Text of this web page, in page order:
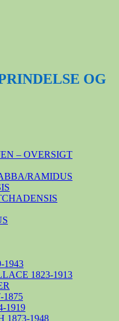
OG
– OVERSIGT
RAMIDUS
1943
1823-1913
1875
1919
1873-1948